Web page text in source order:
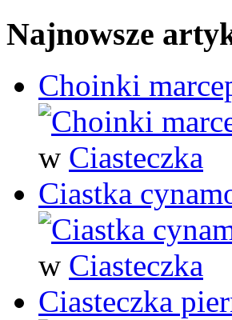
Najnowsze
Choinki
w Ciasteczka
Ciastka
w Ciasteczka
Ciasteczka